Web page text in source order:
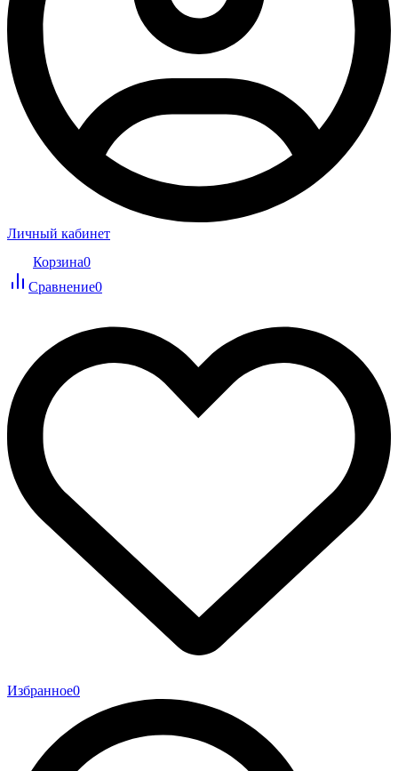
Личный кабинет
Корзина0
Сравнение0
Избранное0